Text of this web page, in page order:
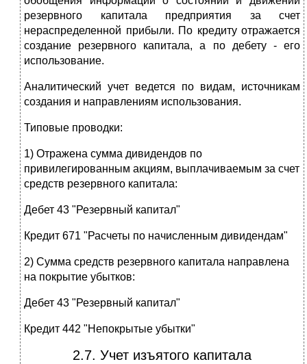
резервного капитала предприятия за счет
нераспределенной прибыли. По кредиту отражается
создание резервного капитала, а по дебету - его
использование.
Аналитический учет ведется по видам, источникам
создания и направлениям использования.
Типовые проводки:
1) Отражена сумма дивидендов по
привилегированным акциям, выплачиваемым за счет
средств резервного капитала:
Дебет 43 "Резервный капитал"
Кредит 671 "Расчеты по начисленным дивидендам"
2) Сумма средств резервного капитала направлена
на покрытие убытков:
Дебет 43 "Резервный капитал"
Кредит 442 "Непокрытые убытки"
2.7. Учет изъятого капитала